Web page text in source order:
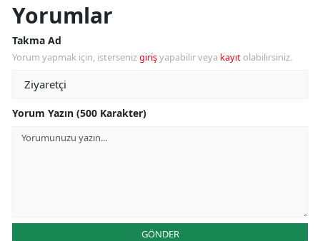
Yorumlar
Takma Ad
Yorum yapmak için, istersenizgirişyapabilir veya kayıt olabilirsiniz.
Yorum Yazın (500 Karakter)
GÖNDER